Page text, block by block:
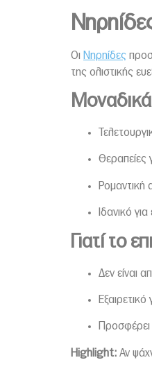
Οι Νηρηίδες
της ολιστικής
Μοναδικά
Θεραπείες
Ιδανικό
Γιατί το
Δεν είναι
Highlight: Αν